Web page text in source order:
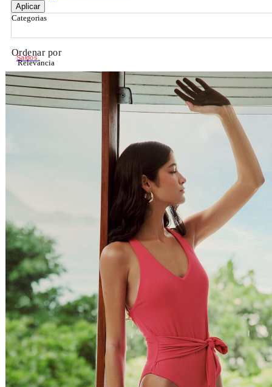
Aplicar
Categorias
Ordenar por
Relevância
Relevância
Preço Crescente
Preço Decrescente
Nome do Produto A - Z
Nome do Produto Z - A
Saldos